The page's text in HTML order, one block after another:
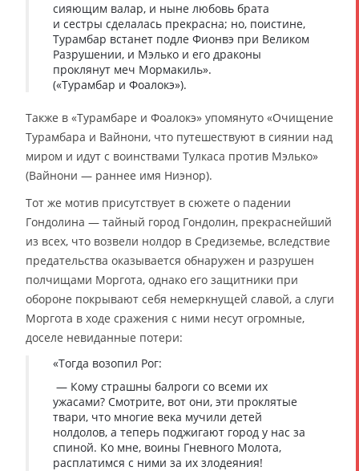
сияющим валар, и ныне любовь брата
и сестры сделалась прекрасна; но, поистине,
Турамбар встанет подле Фионвэ при Великом
Разрушении, и Мэлько и его драконы
проклянут меч Мормакиль».
(«Турамбар и Фоалокэ»).
Также в «Турамбаре и Фоалокэ» упомянуто «Очищение
Турамбара и Вайнони, что путешествуют в сиянии над
миром и идут с воинствами Тулкаса против Мэлько»
(Вайнони — раннее имя Ниэнор).
Тот же мотив присутствует в сюжете о падении
Гондолина — тайный город Гондолин, прекраснейший
из всех, что возвели нолдор в Средиземье, вследствие
предательства оказывается обнаружен и разрушен
полчищами Моргота, однако его защитники при
обороне покрывают себя немеркнущей славой, а слуги
Моргота в ходе сражения с ними несут огромные,
доселе невиданные потери:
«Тогда возопил Рог:
— Кому страшны балроги со всеми их
ужасами? Смотрите, вот они, эти проклятые
твари, что многие века мучили детей
нолдолов, а теперь поджигают город у нас за
спиной. Ко мне, воины Гневного Молота,
расплатимся с ними за их злодеяния!